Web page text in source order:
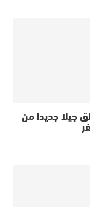
جيلا جديدا من